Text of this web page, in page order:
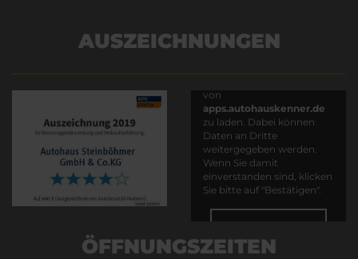
AUSZEICHNUNGEN
von
apps.autohauskenner.de
zu laden. Dabei können
Daten an Dritte
weitergegeben werden.
Wenn Sie damit
einverstanden sind, klicken
Sie bitte auf "Bestätigen".
ÖFFNUNGSZEITEN